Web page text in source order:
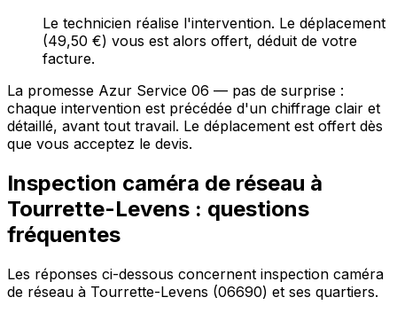
Le technicien réalise l'intervention. Le déplacement
(49,50 €) vous est alors offert, déduit de votre
facture.
La promesse Azur Service 06 — pas de surprise :
chaque intervention est précédée d'un chiffrage clair et
détaillé, avant tout travail. Le déplacement est offert dès
que vous acceptez le devis.
Inspection caméra de réseau à
Tourrette-Levens : questions
fréquentes
Les réponses ci-dessous concernent inspection caméra
de réseau à Tourrette-Levens (06690) et ses quartiers.